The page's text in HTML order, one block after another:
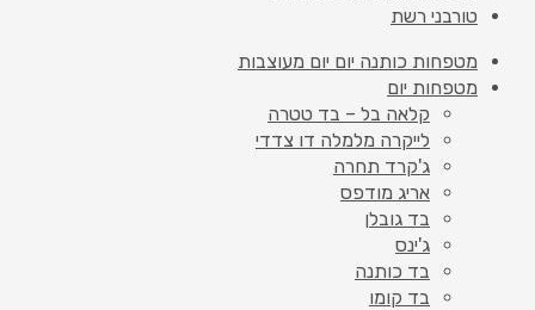
טורבני רשת
מטפחות כותנה יום יום מעוצבות
מטפחות יום
קלאה בל – בד טטרה
לייקרה מלמלה דו צדדי
ג'קרד תחרה
אריג מודפס
בד גובלן
ג'ינס
בד כותנה
בד קומו